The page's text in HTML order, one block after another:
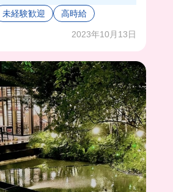
嬉しいポイント💖
ました！
未経験歓迎 高時給
2023年10月13日